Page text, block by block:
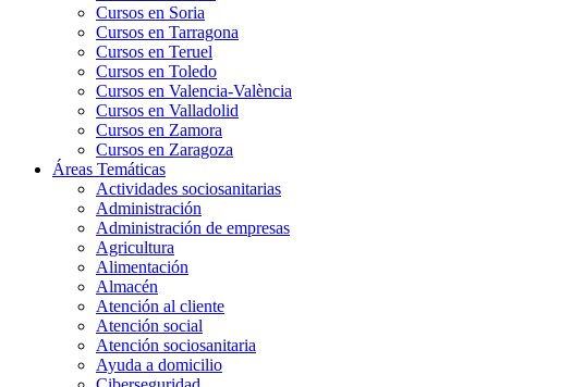
Cursos en Soria
Cursos en Tarragona
Cursos en Teruel
Cursos en Toledo
Cursos en Valencia-València
Cursos en Valladolid
Cursos en Zamora
Cursos en Zaragoza
Áreas Temáticas
Actividades sociosanitarias
Administración
Administración de empresas
Agricultura
Alimentación
Almacén
Atención al cliente
Atención social
Atención sociosanitaria
Ayuda a domicilio